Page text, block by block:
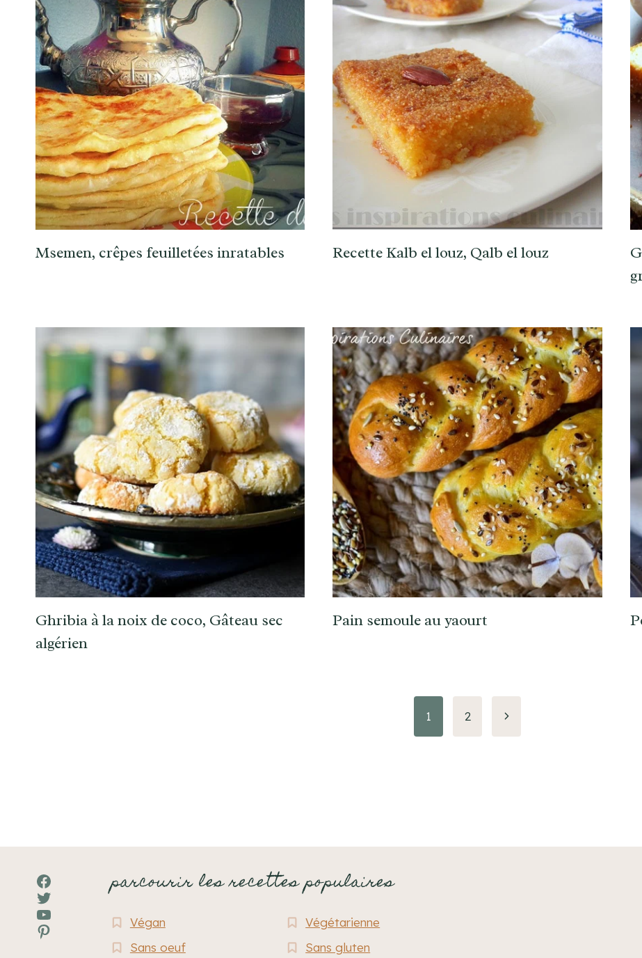
Msemen, crêpes feuilletées inratables Recette Kalb el louz, Qalb el louz
Ghribia à la noix de coco, Gâteau sec
algérien
Pain semoule au yaourt
1 2
Page
Facebook
Twitter
YouTube
Pinterest
parcourir les recettes populaires
Végan
Végétarienne
Sans oeuf
Sans gluten